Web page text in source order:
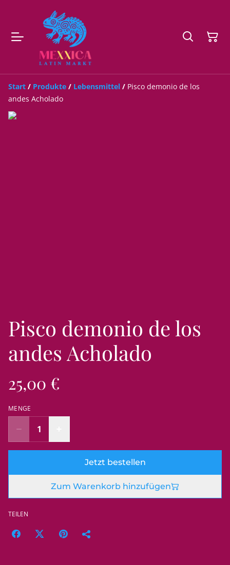
Start / Produkte / Lebensmittel / Pisco demonio de los
andes Acholado
Pisco demonio de los
andes Acholado
25,00 €
MENGE
Jetzt bestellen
Zum Warenkorb hinzufügen
TEILEN